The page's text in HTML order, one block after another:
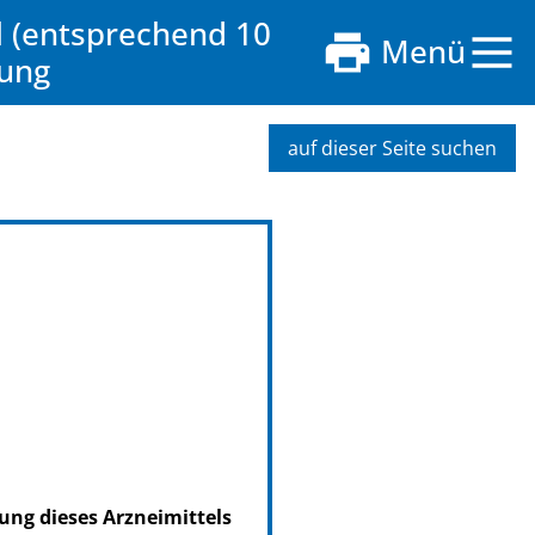
10
Menü
auf dieser Seite suchen
dieses Arzneimittels